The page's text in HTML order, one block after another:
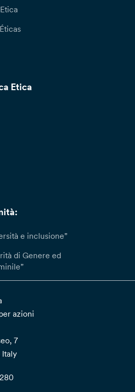
Etica
e inclusione”
di Genere ed
azioni
7
Italy